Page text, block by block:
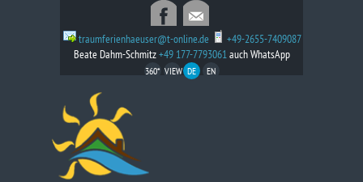
traumferienhaeuser@t-online.de
+49-2655-7409087
Beate Dahm-Schmitz+49 177-7793061auch WhatsApp
360* VIEW DE EN